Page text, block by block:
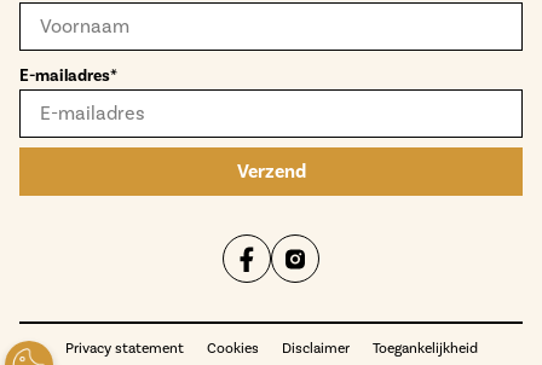
E-mailadres*
Verzend
Privacy statement Cookies Disclaimer Toegankelijkheid